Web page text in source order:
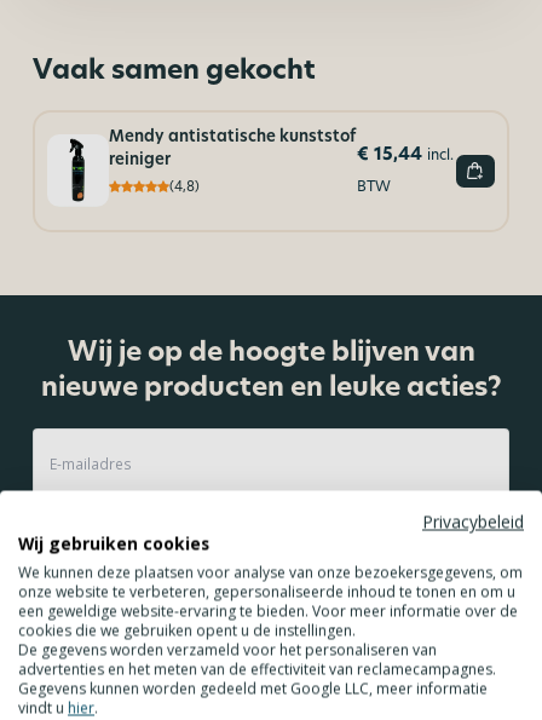
Vaak samen gekocht
Mendy antistatische kunststof
reiniger
(4,8)
€ 15,44 incl.
BTW
Wij je op de hoogte blijven van
nieuwe producten en leuke acties?
Lees onze nieuwsbrief!
Ontvang 5% korting en blijf op de hoogte van de laatste ontwikkelingen.
Meld je aan voor onze nieuwsbrief en ontvang 5% korting op jouw
aankoop.
Privacybeleid
Wij gebruiken cookies
We kunnen deze plaatsen voor analyse van onze bezoekersgegevens, om
onze website te verbeteren, gepersonaliseerde inhoud te tonen en om u
een geweldige website-ervaring te bieden. Voor meer informatie over de
cookies die we gebruiken opent u de instellingen.
De gegevens worden verzameld voor het personaliseren van
advertenties en het meten van de effectiviteit van reclamecampagnes.
Gegevens kunnen worden gedeeld met Google LLC, meer informatie
vindt u hier.